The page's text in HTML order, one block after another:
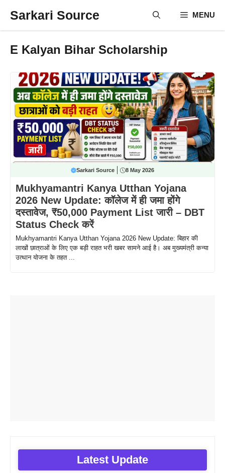
Sarkari Source MENU
E Kalyan Bihar Scholarship
Sarkari Source 8 May 2026
Mukhyamantri Kanya Utthan Yojana
2026 New Update: कॉलेज में ही जमा होंगे
दस्तावेज, ₹50,000 Payment List जारी – DBT
Status Check करें
Mukhyamantri Kanya Utthan Yojana 2026 New Update: बिहार की
लाखों छात्राओं के लिए एक बड़ी राहत भरी खबर सामने आई है। अब मुख्यमंत्री कन्या
उत्थान योजना के तहत ...
Latest Update